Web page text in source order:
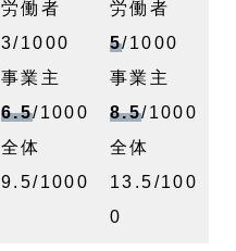
労働者
3/1000
事業主
6.5/1000
全体
9.5/1000
労働者
5/1000
事業主
8.5/1000
全体
13.5/100
0